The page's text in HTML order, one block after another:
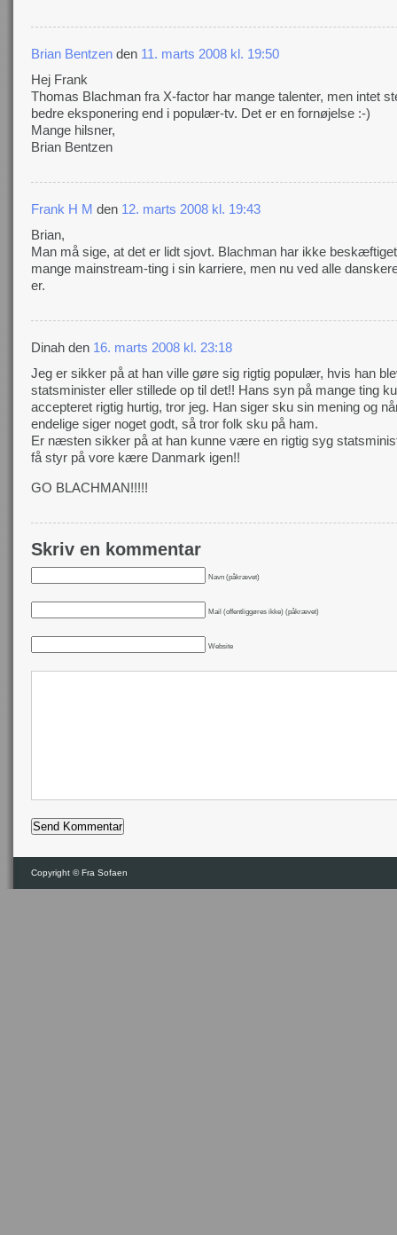
Brian Bentzen den 11. marts 2008 kl. 19:50
Hej Frank
Thomas Blachman fra X-factor har mange talenter, men intet
bedre eksponering end i populær-tv. Det er en fornøjelse :-)
Mange hilsner,
Brian Bentzen
Frank H M den 12. marts 2008 kl. 19:43
Brian,
Man må sige, at det er lidt sjovt. Blachman har ikke
mange mainstream-ting i sin karriere, men nu ved alle
er.
Dinah den 16. marts 2008 kl. 23:18
Jeg er sikker på at han ville gøre sig rigtig populær, hvis han
statsminister eller stillede op til det!! Hans syn på mange ting
accepteret rigtig hurtig, tror jeg. Han siger sku sin mening og
endelige siger noget godt, så tror folk sku på ham.
Er næsten sikker på at han kunne være en rigtig syg
få styr på vore kære Danmark igen!!
GO BLACHMAN!!!!!
Skriv en kommentar
Navn (påkrævet)
Mail (offentliggøres ikke) (påkrævet)
Website
Copyright ©Fra Sofaen